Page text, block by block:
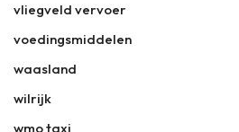
vliegveld vervoer
voedingsmiddelen
waasland
wilrijk
wmo taxi